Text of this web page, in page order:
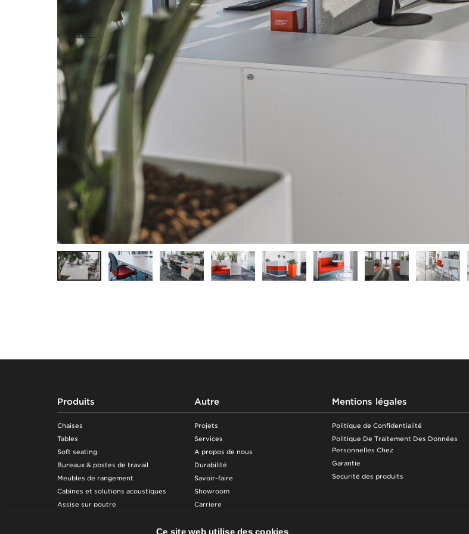
Ce site web utilise des cookies
Produits
Chaises
Tables
Soft seating
Bureaux & postes de travail
Meubles de rangement
Cabines et solutions acoustiques
Assise sur poutre
Autre
Projets
Services
A propos de nous
Durabilité
Savoir-faire
Showroom
Carriere
d'entretien
Mentions légales
Politique de Confidentialité
Politique De Traitement Des Données
Personnelles Chez
Garantie
Securité des produits